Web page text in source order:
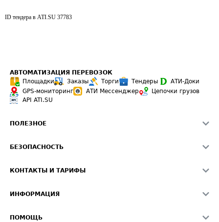
ID тендера в ATI.SU 37783
АВТОМАТИЗАЦИЯ ПЕРЕВОЗОК
Площадки
Заказы Торги Тендеры
АТИ-Доки
GPS-мониторинг
АТИ Мессенджер
Цепочки грузов
API ATI.SU
ПОЛЕЗНОЕ
Звезды ATI.SU на вашем сайте
Средние ставки
БЕЗОПАСНОСТЬ
Светофор+
О формировании Паспорта
КОНТАКТЫ И ТАРИФЫ
Реклама на сайте
ИНФОРМАЦИЯ
ПОМОЩЬ